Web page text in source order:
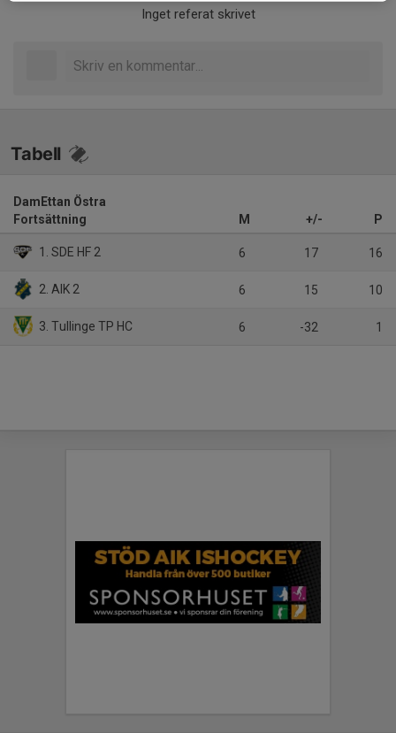
Inget referat skrivet
Tabell
DamEttan Östra
Fortsättning
M +/- P
1. SDE HF 2 6 17 16
2. AIK 2 6 15 10
3. Tullinge TP HC 6 -32 1